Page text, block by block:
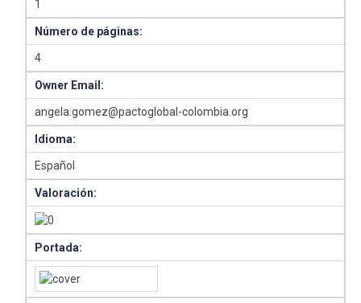
1
Número de páginas:
4
Owner Email:
angela.gomez@pactoglobal-colombia.org
Idioma:
Español
Valoración:
Portada: